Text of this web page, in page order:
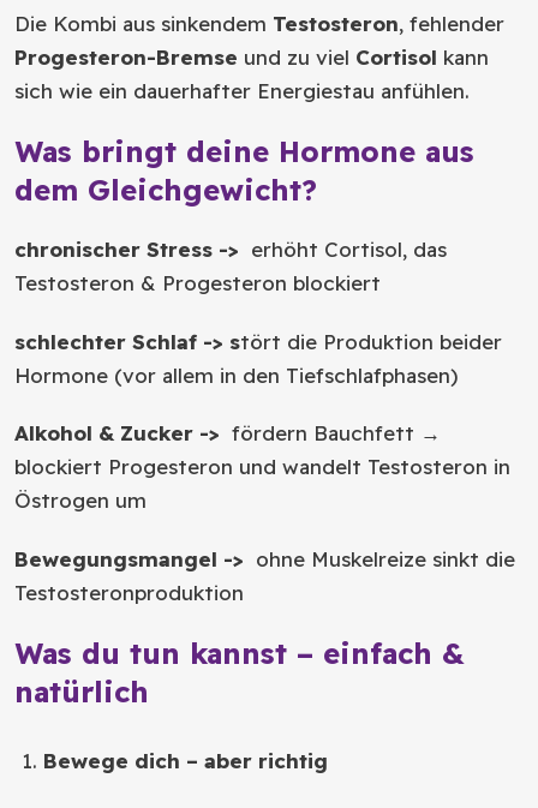
Die Kombi aus sinkendem Testosteron, fehlender
Progesteron-Bremse und zu viel Cortisol kann
sich wie ein dauerhafter Energiestau anfühlen.
Was bringt deine Hormone aus
dem Gleichgewicht?
chronischer Stress -> erhöht Cortisol, das
Testosteron & Progesteron blockiert
schlechter Schlaf -> stört die Produktion beider
Hormone (vor allem in den Tiefschlafphasen)
Alkohol & Zucker -> fördern Bauchfett →
blockiert Progesteron und wandelt Testosteron in
Östrogen um
Bewegungsmangel -> ohne Muskelreize sinkt die
Testosteronproduktion
Was du tun kannst – einfach &
natürlich
Bewege dich – aber richtig